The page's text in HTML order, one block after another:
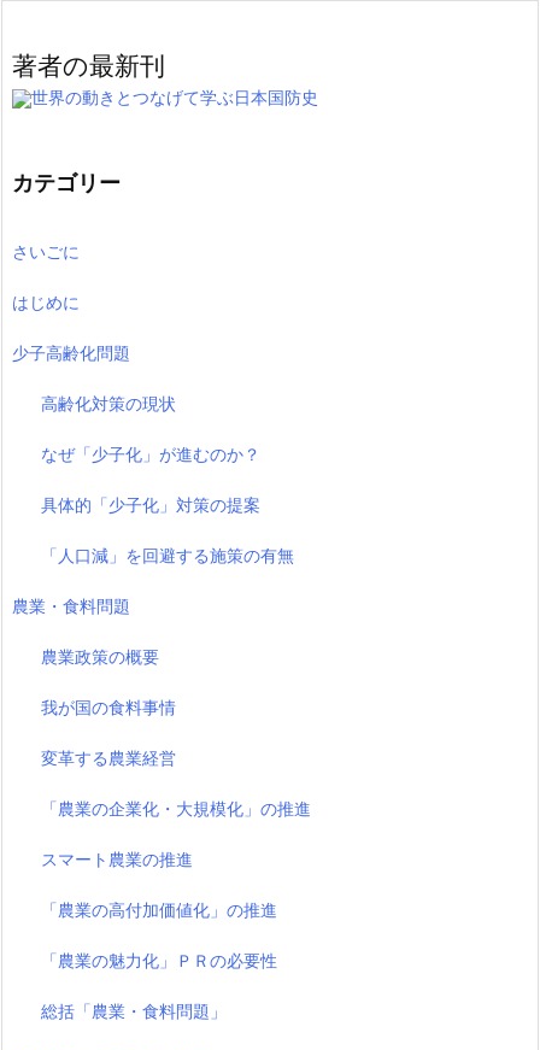
著者の最新刊
世界の動きとつなげて学ぶ日本国防史
カテゴリー
さいごに
はじめに
少子高齢化問題
高齢化対策の現状
なぜ「少子化」が進むのか？
具体的「少子化」対策の提案
「人口減」を回避する施策の有無
農業・食料問題
農業政策の概要
我が国の食料事情
変革する農業経営
「農業の企業化・大規模化」の推進
スマート農業の推進
「農業の高付加価値化」の推進
「農業の魅力化」ＰＲの必要性
総括「農業・食料問題」